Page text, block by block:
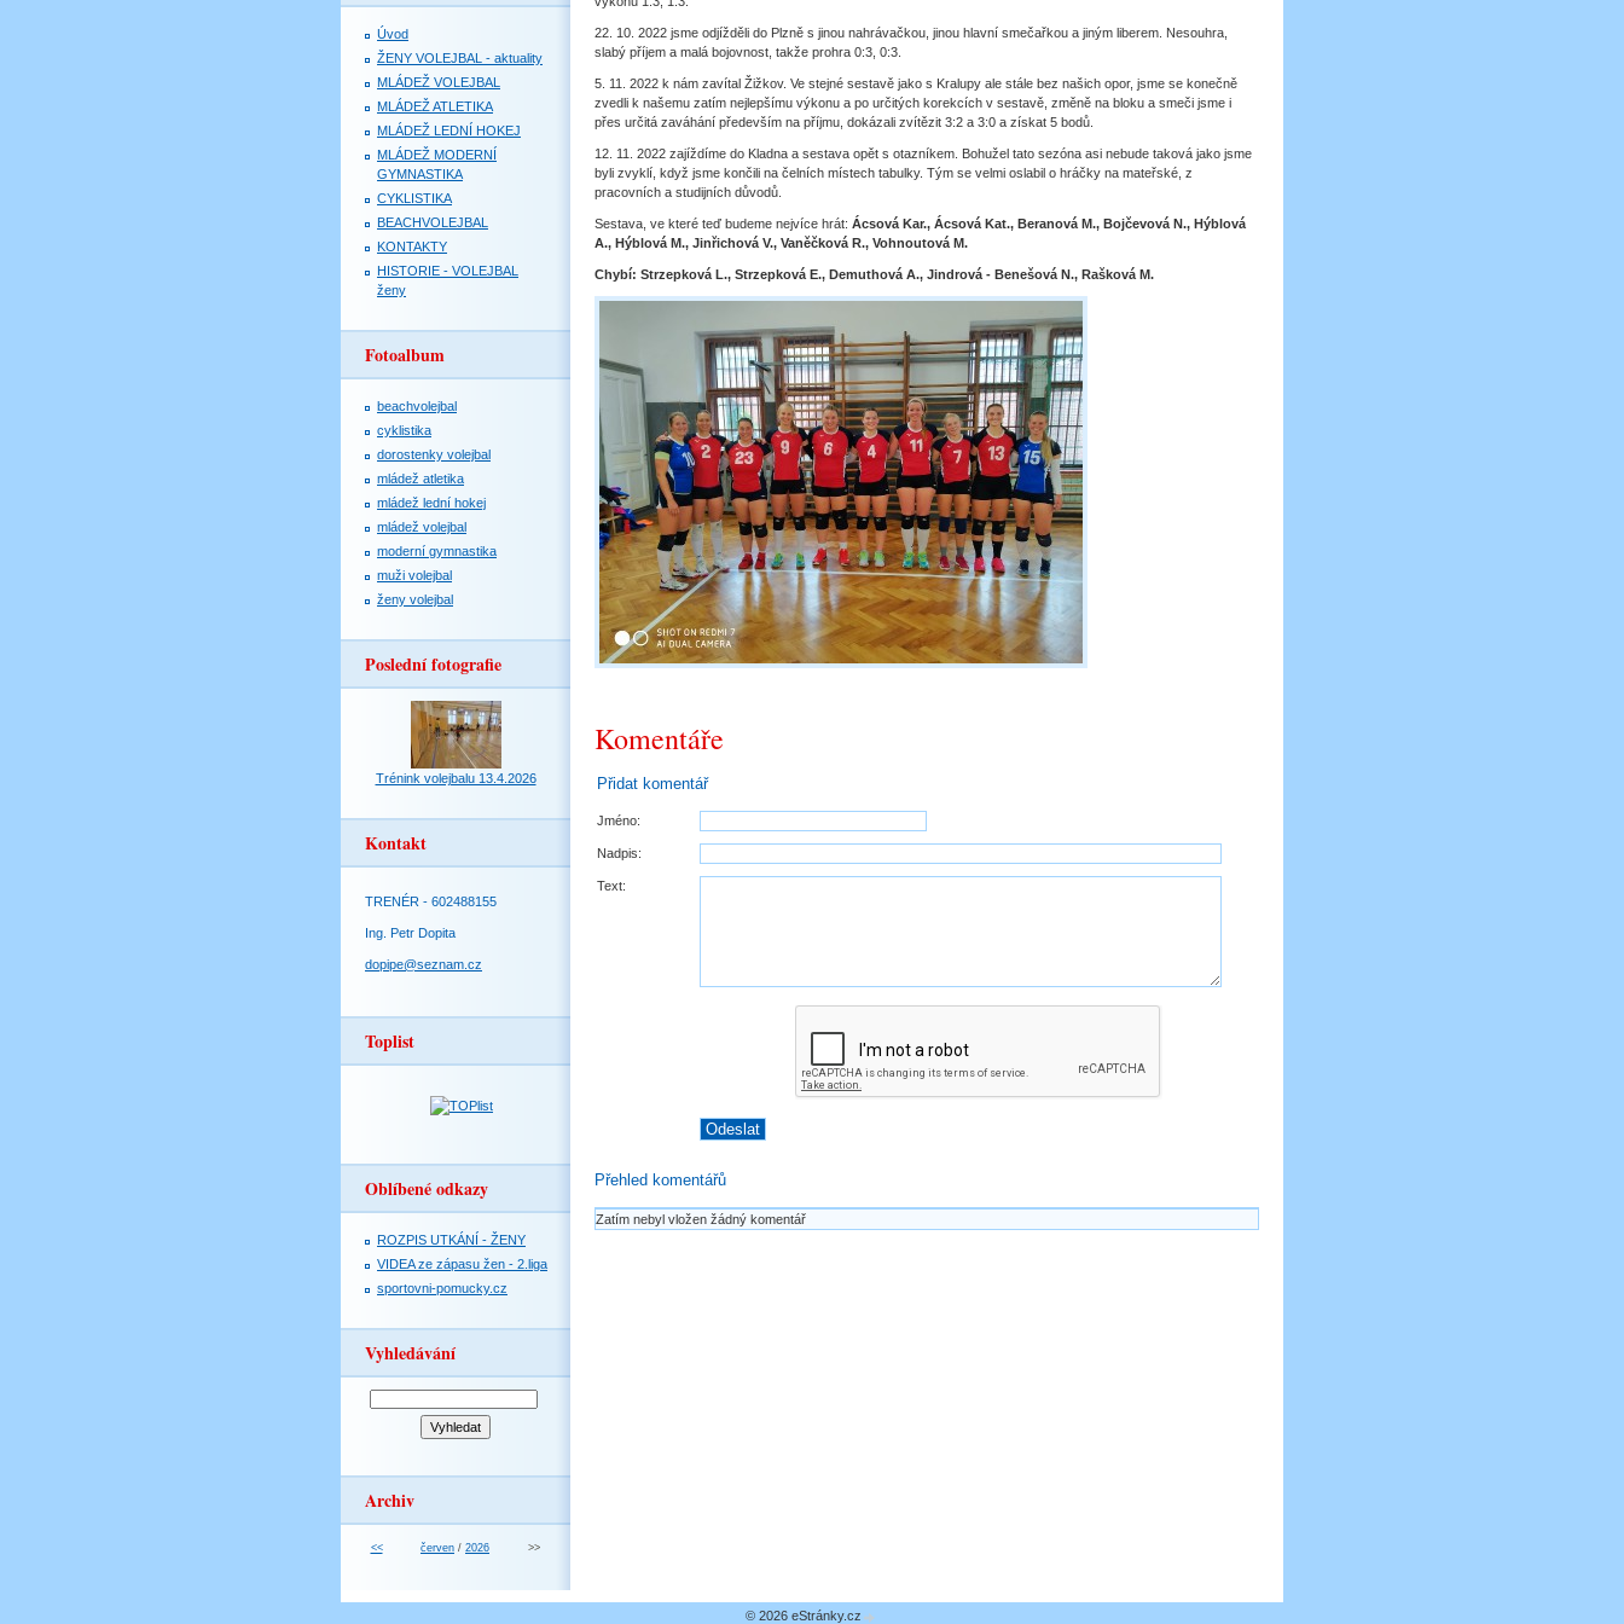
22. 10. 2022 jsme odjížděli do Plzně s jinou nahrávačkou, jinou hlavní smečařkou a jiným liberem. Nesouhra,
slabý příjem a malá bojovnost, takže prohra 0:3, 0:3.
5. 11. 2022 k nám zavítal Žižkov. Ve stejné sestavě jako s Kralupy ale stále bez našich opor, jsme se konečně
zvedli k našemu zatím nejlepšímu výkonu a po určitých korekcích v sestavě, změně na bloku a smeči jsme i
přes určitá zaváhání především na příjmu, dokázali zvítězit 3:2 a 3:0 a získat 5 bodů.
12. 11. 2022 zajíždíme do Kladna a sestava opět s otazníkem. Bohužel tato sezóna asi nebude taková jako jsme
byli zvyklí, když jsme končili na čelních místech tabulky. Tým se velmi oslabil o hráčky na mateřské, z
pracovních a studijních důvodů.
Sestava, ve které teď budeme nejvíce hrát: Ácsová Kar., Ácsová Kat., Beranová M., Bojčevová N., Hýblová
A., Hýblová M., Jinřichová V., Vaněčková R., Vohnoutová M.
Chybí: Strzepková L., Strzepková E., Demuthová A., Jindrová - Benešová N., Rašková M.
Komentáře
Přidat komentář
Jméno:
Nadpis:
Text:
Přehled komentářů
Zatím nebyl vložen žádný komentář
Úvod
ŽENY VOLEJBAL - aktuality
MLÁDEŽ VOLEJBAL
MLÁDEŽ ATLETIKA
MLÁDEŽ LEDNÍ HOKEJ
MLÁDEŽ MODERNÍ
GYMNASTIKA
CYKLISTIKA
BEACHVOLEJBAL
KONTAKTY
HISTORIE - VOLEJBAL
ženy
Fotoalbum
beachvolejbal
cyklistika
dorostenky volejbal
mládež atletika
mládež lední hokej
mládež volejbal
moderní gymnastika
muži volejbal
ženy volejbal
Poslední fotografie
Trénink volejbalu 13.4.2026
Kontakt
TRENÉR - 602488155
Ing. Petr Dopita
dopipe@seznam.cz
Toplist
Oblíbené odkazy
ROZPIS UTKÁNÍ - ŽENY
VIDEA ze zápasu žen - 2.liga
sportovni-pomucky.cz
Vyhledávání
Archiv
<< červen / 2026 >>
© 2026 eStránky.cz